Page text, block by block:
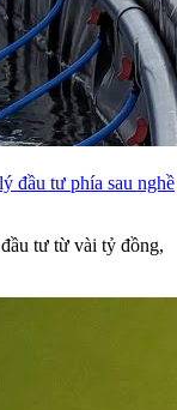
đầu tư phía sau nghề
tư từ vài tỷ đồng,